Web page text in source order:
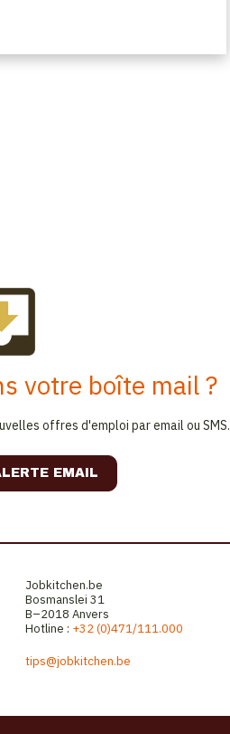
votre boîte mail ?
offres d'emploi par email ou SMS.
EMAIL
Jobkitchen.be
Bosmanslei 31
B–2018 Anvers
Hotline : +32 (0)471/111.000
tips@jobkitchen.be